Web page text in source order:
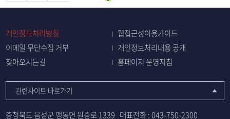
개인정보처리방침
웹접근성이용가이드
이메일 무단수집 거부
개인정보처리내용 공개
찾아오시는길
홈페이지 운영지침
관련사이트 바로가기
충청북도 음성군 맹동면 원중로 1339 대표전화 :043-750-2300